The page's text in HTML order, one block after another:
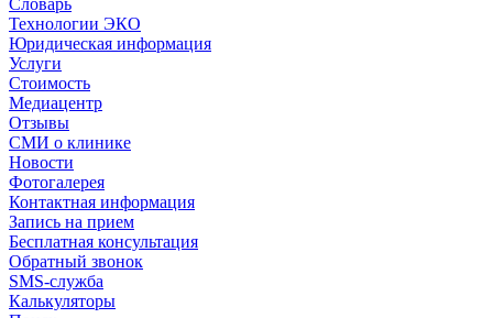
Словарь
Технологии ЭКО
Юридическая информация
Услуги
Стоимость
Медиацентр
Отзывы
СМИ о клинике
Новости
Фотогалерея
Контактная информация
Запись на прием
Бесплатная консультация
Обратный звонок
SMS-служба
Калькуляторы